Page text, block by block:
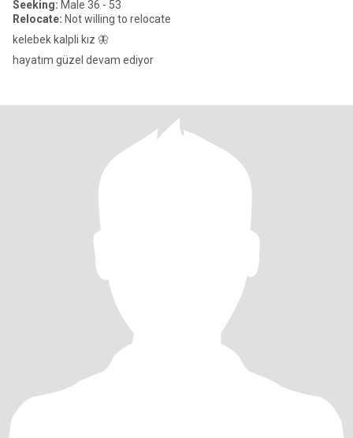
Seeking: Male 36 - 53
Relocate: Not willing to relocate
kelebek kalpli kız 🦋
hayatım güzel devam ediyor